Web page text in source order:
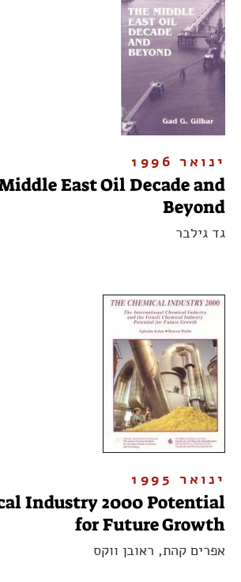
ינואר 1996
East Oil Decade and
Beyond
גד גילבר
ינואר 1995
Industry 2000 Potential
for Future Growth
אפרים קהת, ראובן ווקס